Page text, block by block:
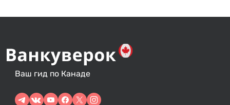
Ваш гид по Канаде